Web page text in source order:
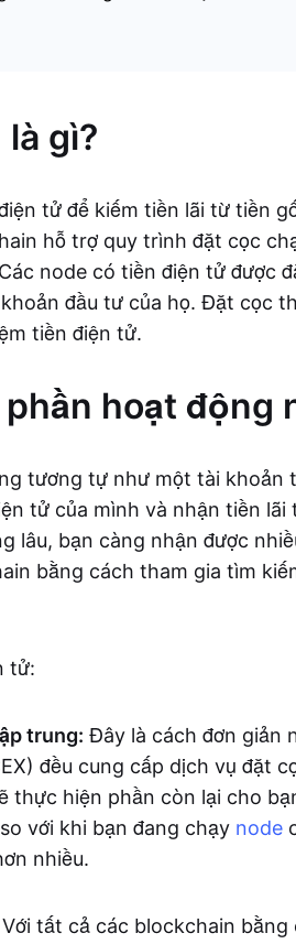
gì?
tử để kiếm tiền lãi từ tiền
hỗ trợ quy trình đặt cọc
node có tiền điện tử được
đầu tư của họ. Đặt cọc
tiền điện tử.
hoạt động
tương tự như một tài khoản
tử của mình và nhận tiền lãi
lâu, bạn càng nhận được
bằng cách tham gia tìm
tử:
trung: Đây là cách đơn giản
đều cung cấp dịch vụ đặt
thực hiện phần còn lại cho
với khi bạn đang chạy node
nhiều.
Với tất cả các blockchain bằng